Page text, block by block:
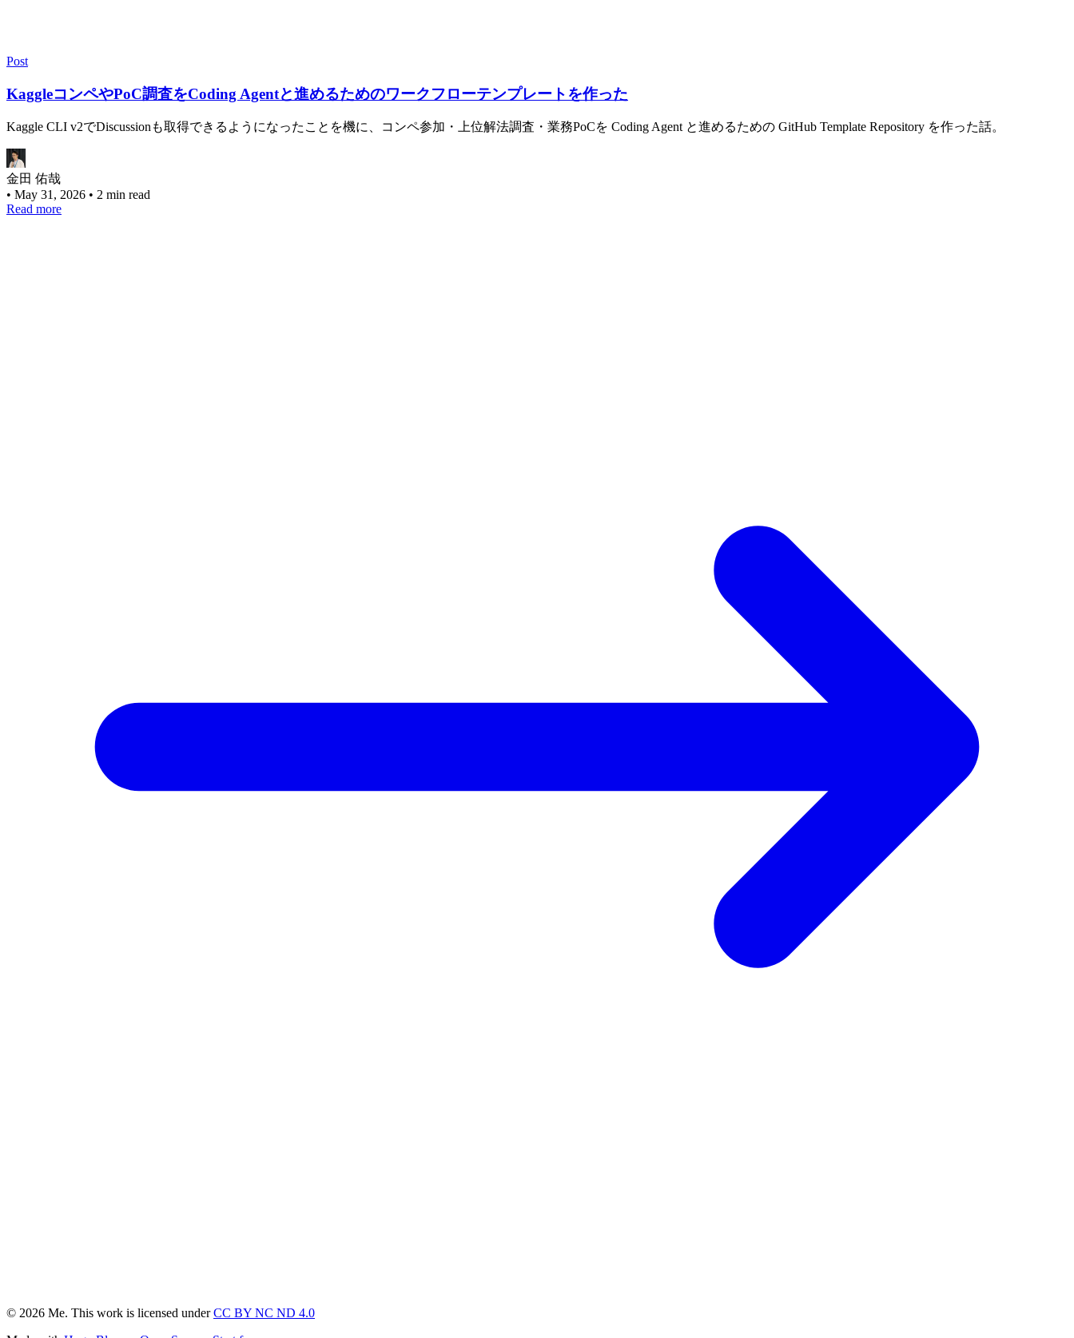
Post
KaggleコンペやPoC調査をCoding Agentと進めるためのワークフローテンプレートを作った
Kaggle CLI v2でDiscussionも取得できるようになったことを機に、コンペ参加・上位解法調査・業務PoCを Coding Agent と進めるための GitHub Template Repository を作った話。
金田 佑哉
• May 31, 2026 • 2 min read
Read more
© 2026 Me. This work is licensed underCC BY NC ND 4.0